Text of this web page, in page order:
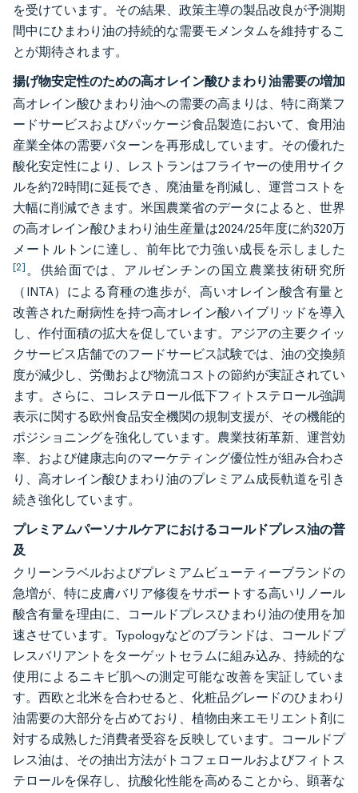
を受けています。その結果、政策主導の製品改良が予測期
間中にひまわり油の持続的な需要モメンタムを維持するこ
とが期待されます。
揚げ物安定性のための高オレイン酸ひまわり油需要の増加
高オレイン酸ひまわり油への需要の高まりは、特に商業フ
ードサービスおよびパッケージ食品製造において、食用油
産業全体の需要パターンを再形成しています。その優れた
酸化安定性により、レストランはフライヤーの使用サイク
ルを約72時間に延長でき、廃油量を削減し、運営コストを
大幅に削減できます。米国農業省のデータによると、世界
の高オレイン酸ひまわり油生産量は2024/25年度に約320万
メートルトンに達し、前年比で力強い成長を示しました
[2]。供給面では、アルゼンチンの国立農業技術研究所
（INTA）による育種の進歩が、高いオレイン酸含有量と
改善された耐病性を持つ高オレイン酸ハイブリッドを導入
し、作付面積の拡大を促しています。アジアの主要クイッ
クサービス店舗でのフードサービス試験では、油の交換頻
度が減少し、労働および物流コストの節約が実証されてい
ます。さらに、コレステロール低下フィトステロール強調
表示に関する欧州食品安全機関の規制支援が、その機能的
ポジショニングを強化しています。農業技術革新、運営効
率、および健康志向のマーケティング優位性が組み合わさ
り、高オレイン酸ひまわり油のプレミアム成長軌道を引き
続き強化しています。
プレミアムパーソナルケアにおけるコールドプレス油の普
及
クリーンラベルおよびプレミアムビューティーブランドの
急増が、特に皮膚バリア修復をサポートする高いリノール
酸含有量を理由に、コールドプレスひまわり油の使用を加
速させています。Typologyなどのブランドは、コールドプ
レスバリアントをターゲットセラムに組み込み、持続的な
使用によるニキビ肌への測定可能な改善を実証していま
す。西欧と北米を合わせると、化粧品グレードのひまわり
油需要の大部分を占めており、植物由来エモリエント剤に
対する成熟した消費者受容を反映しています。コールドプ
レス油は、その抽出方法がトコフェロールおよびフィトス
テロールを保存し、抗酸化性能を高めることから、顕著な